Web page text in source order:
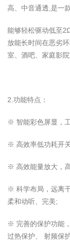
高、中音通透,是一
能够轻松驱动低至
放能长时间在恶劣
室、酒吧、家庭影院
2.功能特点：
※ 智能彩色屏显，
※ 高效率低功耗开
※ 高效能量放大，
※ 科学布局，远离
柔和动听、完美;
※ 完善的保护功能
过热保护、 射频保